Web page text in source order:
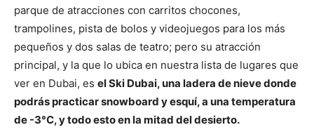
parque de atracciones con carritos chocones,
trampolines, pista de bolos y videojuegos para los más
pequeños y dos salas de teatro; pero su atracción
principal, y la que lo ubica en nuestra lista de lugares que
ver en Dubai, es el Ski Dubai, una ladera de nieve donde
podrás practicar snowboard y esquí, a una temperatura
de -3°C, y todo esto en la mitad del desierto.